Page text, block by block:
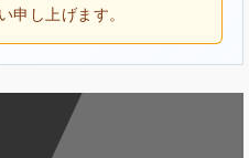
申し上げます。